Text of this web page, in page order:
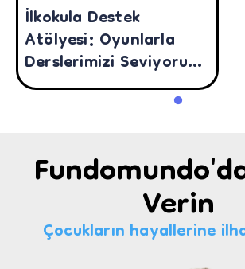
İlkokula Destek
Atölyesi: Oyunlarla
Derslerimizi Seviyoruz
(5-8 Yaş)
Verin
Çocukların hayallerine